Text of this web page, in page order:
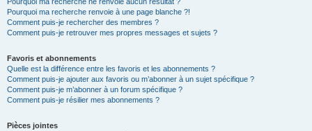
Pourquoi ma recherche renvoie à une page blanche ?!
Comment puis-je rechercher des membres ?
Comment puis-je retrouver mes propres messages et sujets ?
Favoris et abonnements
Quelle est la différence entre les favoris et les abonnements ?
Comment puis-je ajouter aux favoris ou m’abonner à un sujet spécifique ?
Comment puis-je m’abonner à un forum spécifique ?
Comment puis-je résilier mes abonnements ?
Pièces jointes